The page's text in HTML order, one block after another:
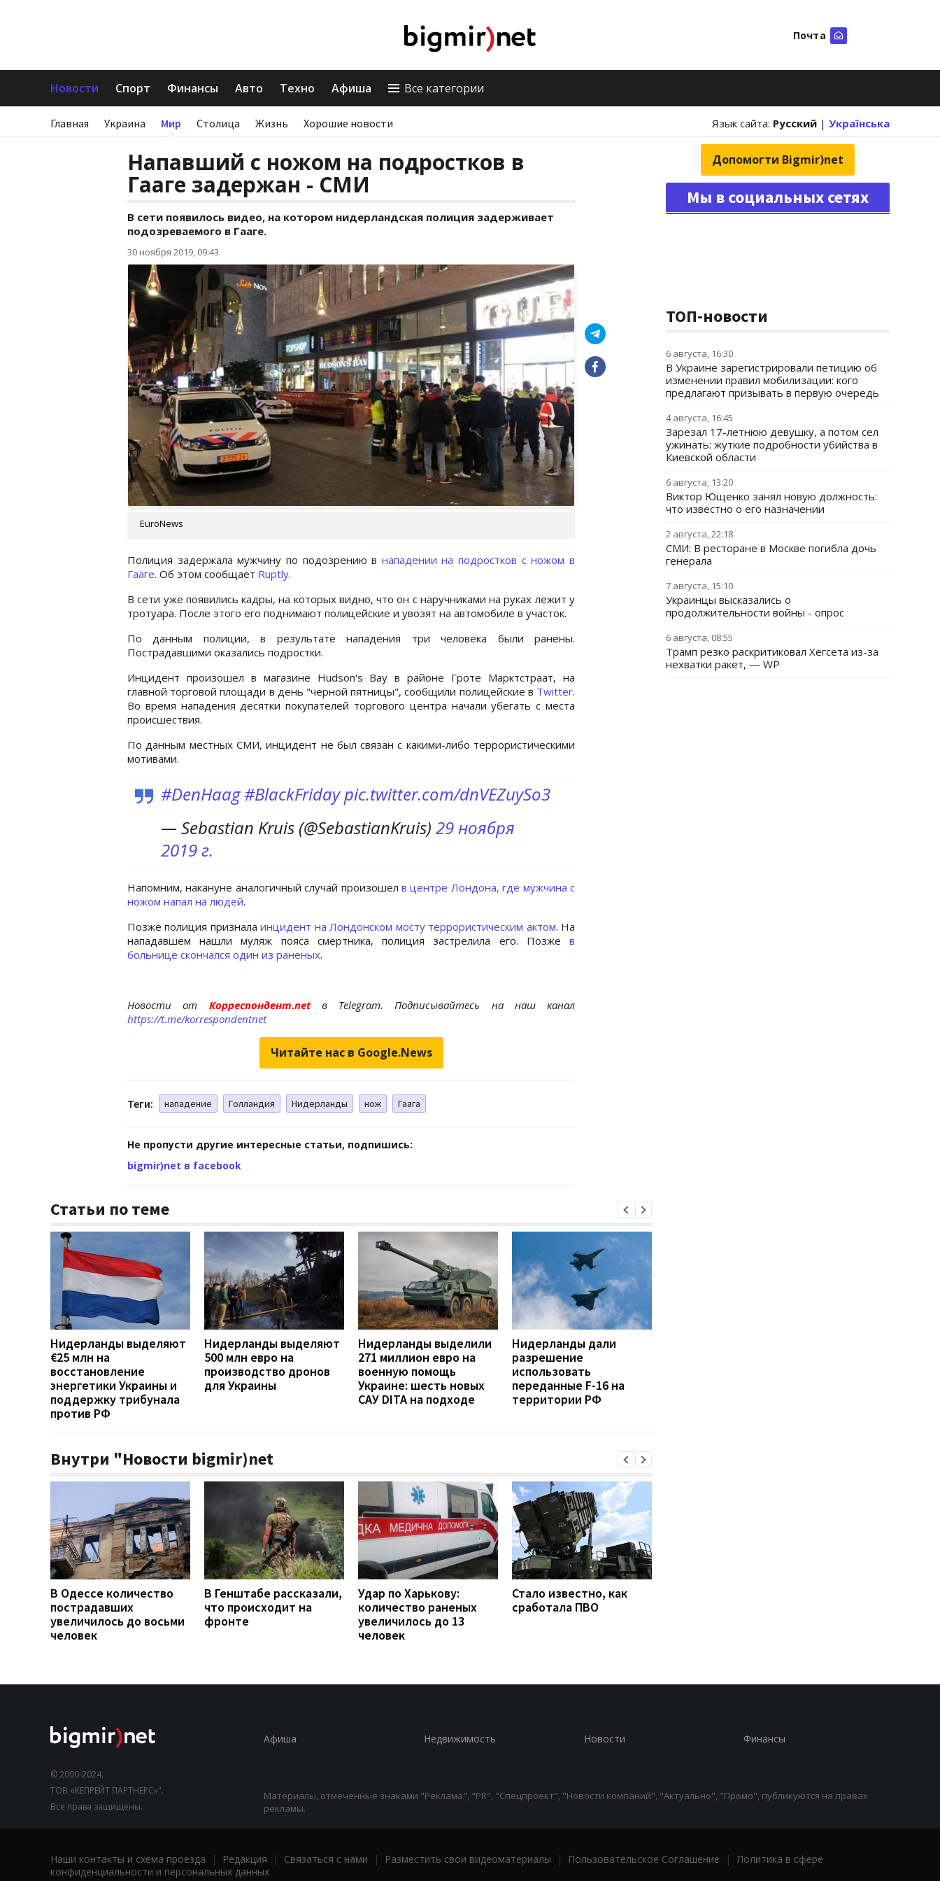
Почта
Новости Спорт Финансы Авто Техно Афиша Все категории
Главная Украина Мир Столица Жизнь Хорошие новости Язык сайта: Русский | Українська
Напавший с ножом на подростков в
Гааге задержан - СМИ
В сети появилось видео, на котором нидерландская полиция задерживает
подозреваемого в Гааге.
30 ноября 2019, 09:43
EuroNews
Полиция задержала мужчину по подозрению в нападении на подростков с ножом в
Гааге. Об этом сообщает Ruptly.
В сети уже появились кадры, на которых видно, что он с наручниками на руках лежит у
тротуара. После этого его поднимают полицейские и увозят на автомобиле в участок.
По данным полиции, в результате нападения три человека были ранены.
Пострадавшими оказались подростки.
Инцидент произошел в магазине Hudson's Bay в районе Гроте Марктстраат, на
главной торговой площади в день "черной пятницы", сообщили полицейские в Twitter.
Во время нападения десятки покупателей торгового центра начали убегать с места
происшествия.
По данным местных СМИ, инцидент не был связан с какими-либо террористическими
мотивами.
#DenHaag#BlackFridaypic.twitter.com/dnVEZuySo3
— Sebastian Kruis (@SebastianKruis) 29 ноября
2019 г.
Напомним, накануне аналогичный случай произошел в центре Лондона, где мужчина с
ножом напал на людей.
Позже полиция призналаинцидент на Лондонском мосту террористическим актом. На
нападавшем нашли муляж пояса смертника, полиция застрелила его. Позже в
больнице скончался один из раненых.
Новости от Корреспондент.net в Telegram. Подписывайтесь на наш канал
https://t.me/korrespondentnet
Читайте нас в Google.News
Теги: нападение Голландия Нидерланды нож Гаага
Не пропусти другие интересные статьи, подпишись:
bigmir)net в facebook
Статьи по теме
Нидерланды выделяют
€25 млн на
восстановление
энергетики Украины и
поддержку трибунала
против РФ
Нидерланды выделяют
500 млн евро на
производство дронов
для Украины
Нидерланды выделили
271 миллион евро на
военную помощь
Украине: шесть новых
САУ DITA на подходе
Нидерланды дали
разрешение
использовать
переданные F-16 на
территории РФ
Внутри "Новости bigmir)net
В Одессе количество
пострадавших
увеличилось до восьми
человек
В Генштабе рассказали,
что происходит на
фронте
Удар по Харькову:
количество раненых
увеличилось до 13
человек
Стало известно, как
сработала ПВО
Допомогти Bigmir)net
Мы в социальных сетях
ТОП-новости
6 августа, 16:30
В Украине зарегистрировали петицию об
изменении правил мобилизации: кого
предлагают призывать в первую очередь
4 августа, 16:45
Зарезал 17-летнюю девушку, а потом сел
ужинать: жуткие подробности убийства в
Киевской области
6 августа, 13:20
Виктор Ющенко занял новую должность:
что известно о его назначении
2 августа, 22:18
СМИ: В ресторане в Москве погибла дочь
генерала
7 августа, 15:10
Украинцы высказались о
продолжительности войны - опрос
6 августа, 08:55
Трамп резко раскритиковал Хегсета из-за
нехватки ракет, — WP
© 2000-2024,
ТОВ «КЕПРЕЙТ ПАРТНЕРС»".
Все права защищены.
Афиша Недвижимость Новости Финансы
Материалы, отмеченные знаками "Реклама", "PR", "Спецпроект", "Новости компаний", "Актуально", "Промо", публикуются на правах
рекламы.
Наши контакты и схема проезда | Редакция | Связаться с нами | Разместить свои видеоматериалы | Пользовательское Соглашение |
Политика в сфере
конфиденциальности и персональных данных